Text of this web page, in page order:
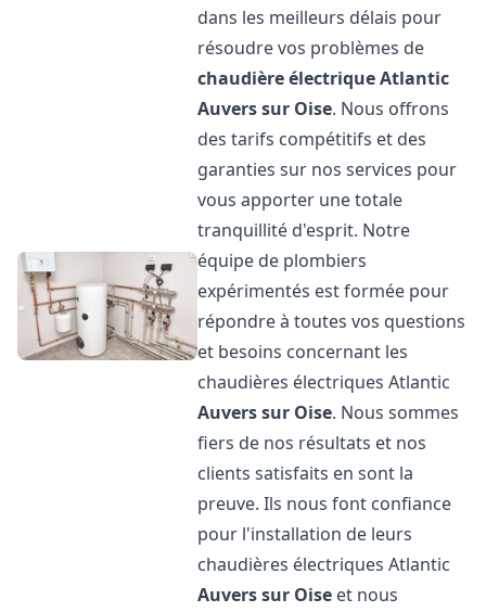
dans les meilleurs délais pour
résoudre vos problèmes de
chaudière électrique Atlantic
Auvers sur Oise. Nous offrons
des tarifs compétitifs et des
garanties sur nos services pour
vous apporter une totale
tranquillité d'esprit. Notre
équipe de plombiers
expérimentés est formée pour
répondre à toutes vos questions
et besoins concernant les
chaudières électriques Atlantic
Auvers sur Oise. Nous sommes
fiers de nos résultats et nos
clients satisfaits en sont la
preuve. Ils nous font confiance
pour l'installation de leurs
chaudières électriques Atlantic
Auvers sur Oise et nous